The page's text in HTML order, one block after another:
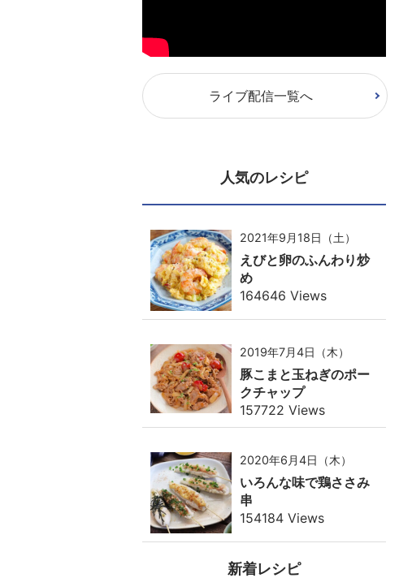
ライブ配信一覧へ
人気のレシピ
2021年9月18日（土）
えびと卵のふんわり炒
め
164646 Views
2019年7月4日（木）
豚こまと玉ねぎのポー
クチャップ
157722 Views
2020年6月4日（木）
いろんな味で鶏ささみ
串
154184 Views
新着レシピ